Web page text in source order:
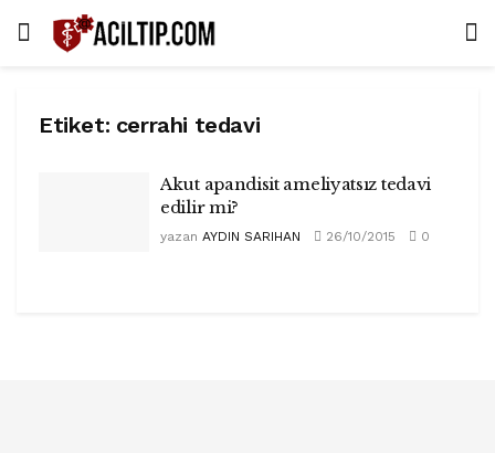
Etiket: cerrahi tedavi
Akut apandisit ameliyatsız tedavi
edilir mi?
yazan AYDIN SARIHAN 26/10/2015 0